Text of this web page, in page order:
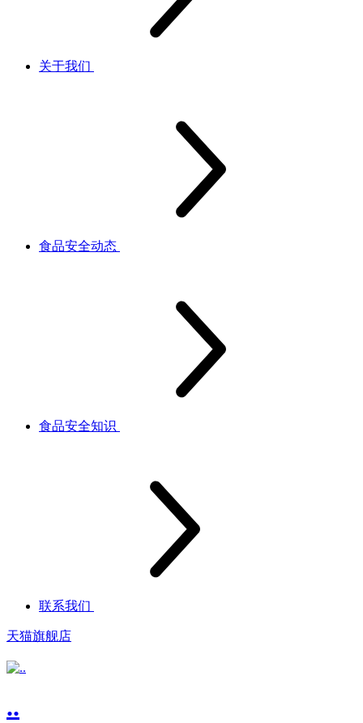
关于我们
食品安全动态
食品安全知识
联系我们
天猫旗舰店
..